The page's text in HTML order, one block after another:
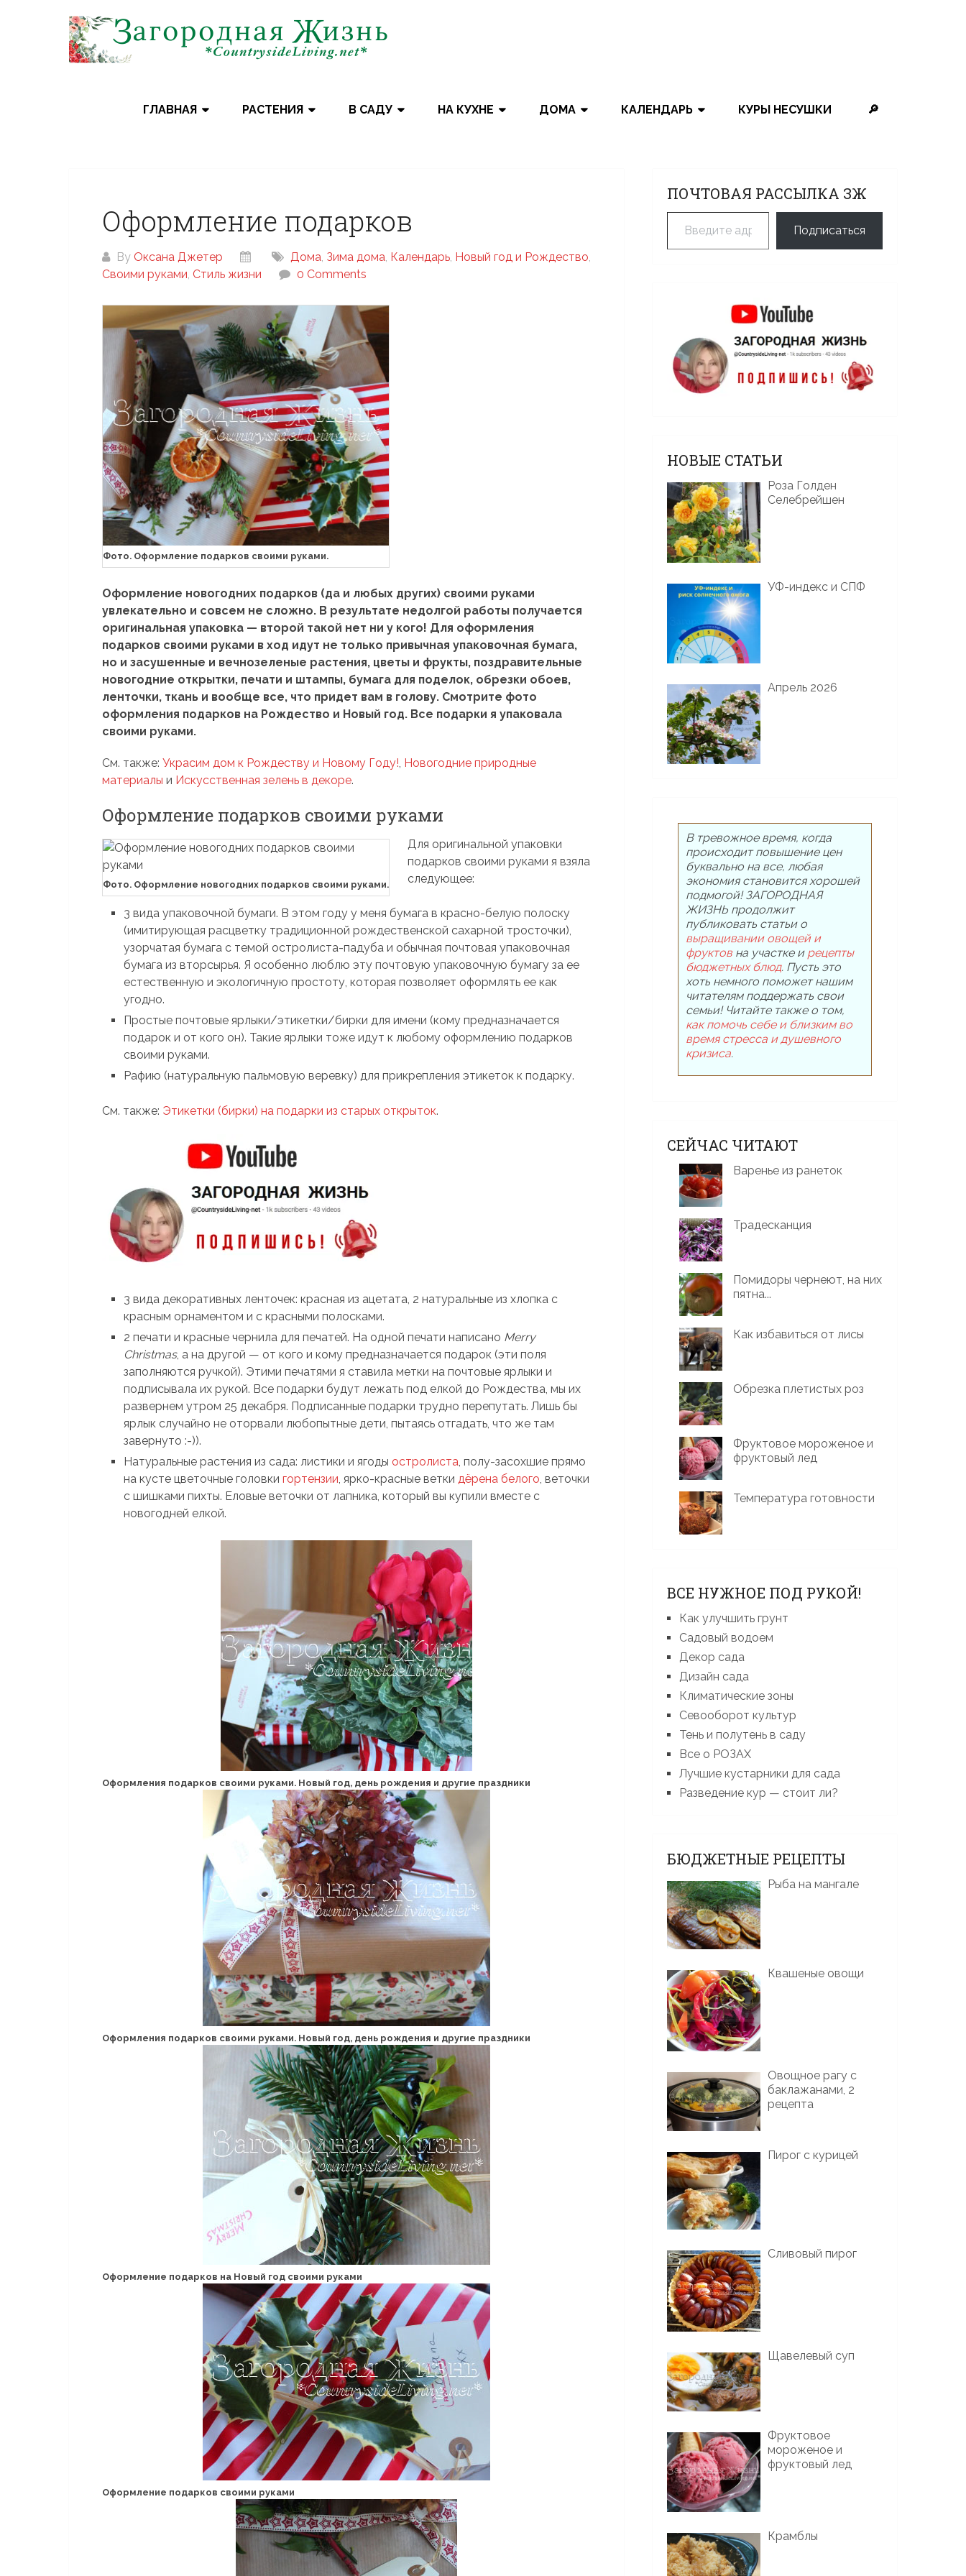
ГЛАВНАЯ РАСТЕНИЯ В САДУ НА КУХНЕ ДОМА КАЛЕНДАРЬ КУРЫ НЕСУШКИ 🔎
Оформление подарков
By Оксана Джетер Дома, Зима дома, Календарь, Новый год и Рождество,
Своими руками, Стиль жизни 0 Comments
Фото. Оформление подарков своими руками.
Оформление новогодних подарков (да и любых других) своими руками
увлекательно и совсем не сложно. В результате недолгой работы получается
оригинальная упаковка — второй такой нет ни у кого! Для оформления
подарков своими руками в ход идут не только привычная упаковочная бумага,
но и засушенные и вечнозеленые растения, цветы и фрукты, поздравительные
новогодние открытки, печати и штампы, бумага для поделок, обрезки обоев,
ленточки, ткань и вообще все, что придет вам в голову. Смотрите фото
оформления подарков на Рождество и Новый год. Все подарки я упаковала
своими руками.
См. также: Украсим дом к Рождеству и Новому Году! Новогодние природные
материалы и Искусственная зелень в декоре.
Оформление подарков своими руками
Фото. Оформление новогодних подарков своими руками.
Для оригинальной упаковки
подарков своими руками я взяла
следующее:
3 вида упаковочной бумаги. В этом году у меня бумага в красно-белую полоску
(имитирующая расцветку традиционной рождественской сахарной тросточки),
узорчатая бумага с темой остролиста-падуба и обычная почтовая упаковочная
бумага из вторсырья. Я особенно люблю эту почтовую упаковочную бумагу за ее
естественную и экологичную простоту, которая позволяет оформлять ее как
угодно.
Простые почтовые ярлыки/этикетки/бирки для имени (кому предназначается
подарок и от кого он). Такие ярлыки тоже идут к любому оформлению подарков
своими руками.
Рафию (натуральную пальмовую веревку) для прикрепления этикеток к подарку.
См. также: Этикетки (бирки) на подарки из старых открыток.
3 вида декоративных ленточек: красная из ацетата, 2 натуральные из хлопка с
красным орнаментом и с красными полосками.
2 печати и красные чернила для печатей. На одной печати написано Merry
Christmas, а на другой — от кого и кому предназначается подарок (эти поля
заполняются ручкой). Этими печатями я ставила метки на почтовые ярлыки и
подписывала их рукой. Все подарки будут лежать под елкой до Рождества, мы их
развернем утром 25 декабря. Подписанные подарки трудно перепутать. Лишь бы
ярлык случайно не оторвали любопытные дети, пытаясь отгадать, что же там
завернуто :-)).
Натуральные растения из сада: листики и ягодыостролиста , полу-засохшие прямо
на кусте цветочные головкигортензии , ярко-красные ветки дёрена белого , веточки
с шишками пихты. Еловые веточки от лапника, который вы купили вместе с
новогодней елкой.
Оформления подарков своими руками. Новый год, день рождения и другие праздники
Оформления подарков своими руками. Новый год, день рождения и другие праздники
Оформление подарков на Новый год своими руками
Оформление подарков своими руками
ПОЧТОВАЯ РАССЫЛКА ЗЖ
Введите адрес электронной почты…
Подписаться
НОВЫЕ СТАТЬИ
Роза Голден
Селебрейшен
УФ-индекс и СПФ
Апрель 2026
В тревожное время, когда
происходит повышение цен
буквально на все, любая
экономия становится хорошей
подмогой! ЗАГОРОДНАЯ
ЖИЗНЬ продолжит
публиковать статьи о
выращивании овощей и
фруктов на участке и рецепты
бюджетных блюд. Пусть это
хоть немного поможет нашим
читателям поддержать свои
семьи! Читайте также о том,
как помочь себе и близким во
время стресса и душевного
кризиса.
СЕЙЧАС ЧИТАЮТ
Варенье из ранеток
Традесканция
Помидоры чернеют, на них
пятна...
Как избавиться от лисы
Обрезка плетистых роз
Фруктовое мороженое и
фруктовый лед
Температура готовности
ВСЕ НУЖНОЕ ПОД РУКОЙ!
Как улучшить грунт
Садовый водоем
Декор сада
Дизайн сада
Климатические зоны
Севооборот культур
Тень и полутень в саду
Все о РОЗАХ
Лучшие кустарники для сада
Разведение кур — стоит ли?
БЮДЖЕТНЫЕ РЕЦЕПТЫ
Рыба на мангале
Квашеные овощи
Овощное рагу с
баклажанами, 2
рецепта
Пирог с курицей
Сливовый пирог
Щавелевый суп
Фруктовое
мороженое и
фруктовый лед
Крамблы